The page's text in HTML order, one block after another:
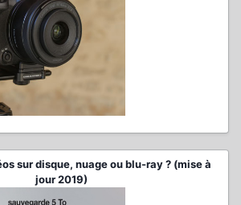
sur disque, nuage ou blu-ray ? (mise à
jour 2019)